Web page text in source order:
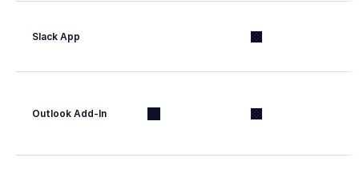
Slack App
Outlook Add-In